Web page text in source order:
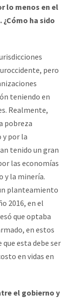
lo menos en el
ha sido
pero
teniendo en
Realmente,
pobreza
y por la
tenido un gran
las economías
y la minería.
planteamiento
2016, en el
que optaba
en estos
esta debe ser
en vidas en
el gobierno y